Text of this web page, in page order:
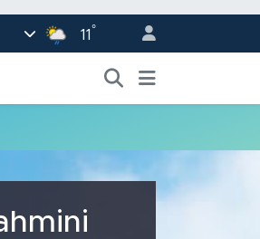
11 °